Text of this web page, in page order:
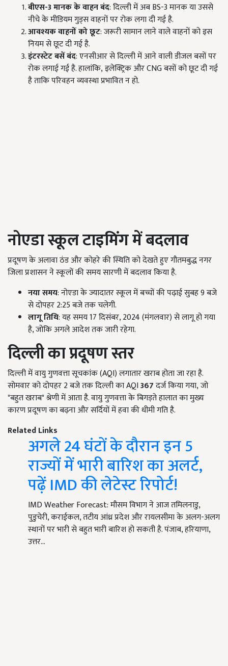
बीएस-3मानक के वाहन बंद: दिल्ली में अब BS-3 मानक या उससे
नीचे के मीडियम गुड्स वाहनों पर रोक लगा दी गई है.
आवश्यक वाहनों को छूट: जरूरी सामान लाने वाले वाहनों को इस
नियम से छूट दी गई है.
इंटरस्टेट बसें बंद: एनसीआर से दिल्ली में आने वाली डीजल बसों पर
रोक लगाई गई है. हालांकि, इलेक्ट्रिक और CNG बसों को छूट दी गई
है ताकि परिवहन व्यवस्था प्रभावित न हो.
नोएडा स्कूल टाइमिंग में बदलाव
प्रदूषण के अलावा ठंड और कोहरे की स्थिति को देखते हुए गौतमबुद्ध नगर
जिला प्रशासन ने स्कूलों की समय सारणी में बदलाव किया है.
नया समय: नोएडा के ज्यादातर स्कूल में बच्चों की पढ़ाई सुबह 9 बजे
से दोपहर 2:25 बजे तक चलेगी.
लागू तिथि: यह समय 17 दिसंबर, 2024 (मंगलवार) से लागू हो गया
है, जोकि अगले आदेश तक जारी रहेगा.
दिल्ली का प्रदूषण स्तर
दिल्ली में वायु गुणवत्ता सूचकांक (AQI) लगातार खराब होता जा रहा है.
सोमवार को दोपहर 2 बजे तक दिल्ली का AQI367दर्ज किया गया, जो
"बहुत खराब" श्रेणी में आता है. वायु गुणवत्ता के बिगड़ते हालात का मुख्य
कारण प्रदूषण का बढ़ना और सर्दियों में हवा की धीमी गति है.
Related Links
अगले 24 घंटों के दौरान इन 5
राज्यों में भारी बारिश का अलर्ट,
पढ़ें IMD की लेटेस्ट रिपोर्ट!
IMD Weather Forecast: मौसम विभाग ने आज तमिलनाडु,
पुडुचेरी, कराईकल, तटीय आंध्र प्रदेश और रायलसीमा के अलग-अलग
स्थानों पर भारी से बहुत भारी बारिश हो सकती है. पंजाब, हरियाणा,
उत्तर…